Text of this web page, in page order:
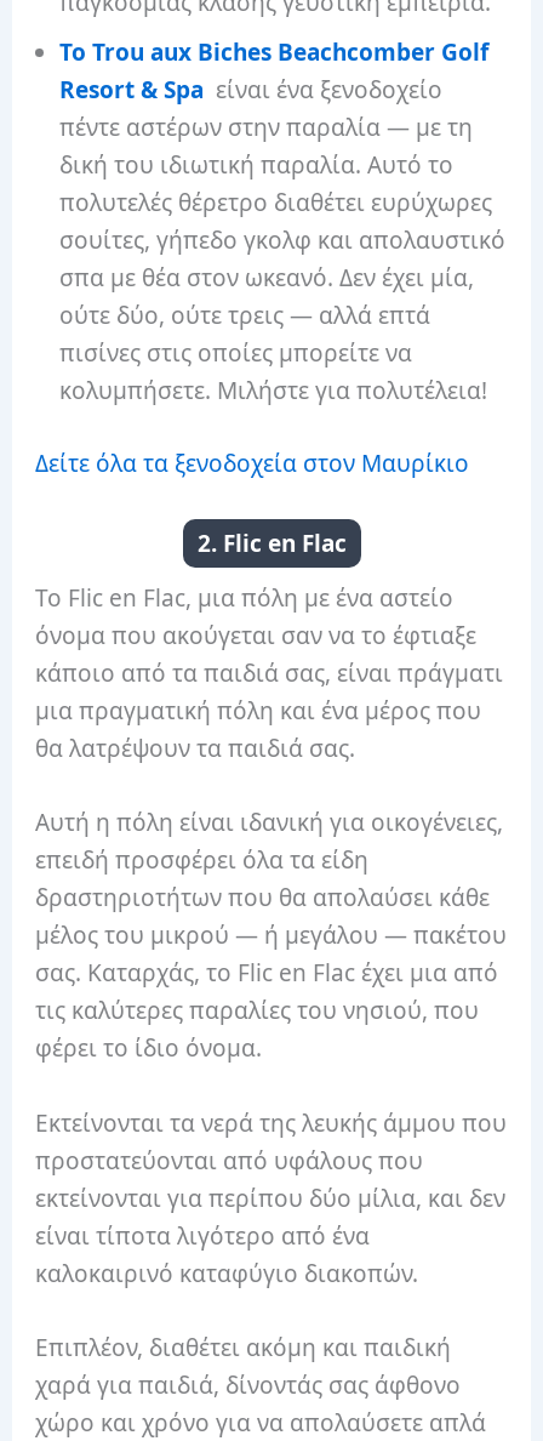
Το Trou aux Biches Beachcomber Golf
Resort & Spa είναι ένα ξενοδοχείο
πέντε αστέρων στην παραλία — με τη
δική του ιδιωτική παραλία. Αυτό το
πολυτελές θέρετρο διαθέτει ευρύχωρες
σουίτες, γήπεδο γκολφ και απολαυστικό
σπα με θέα στον ωκεανό. Δεν έχει μία,
ούτε δύο, ούτε τρεις — αλλά επτά
πισίνες στις οποίες μπορείτε να
κολυμπήσετε. Μιλήστε για πολυτέλεια!
Δείτε όλα τα ξενοδοχεία στον Μαυρίκιο
2. Flic en Flac
Το Flic en Flac, μια πόλη με ένα αστείο
όνομα που ακούγεται σαν να το έφτιαξε
κάποιο από τα παιδιά σας, είναι πράγματι
μια πραγματική πόλη και ένα μέρος που
θα λατρέψουν τα παιδιά σας.
Αυτή η πόλη είναι ιδανική για οικογένειες,
επειδή προσφέρει όλα τα είδη
δραστηριοτήτων που θα απολαύσει κάθε
μέλος του μικρού — ή μεγάλου — πακέτου
σας. Καταρχάς, το Flic en Flac έχει μια από
τις καλύτερες παραλίες του νησιού, που
φέρει το ίδιο όνομα.
Εκτείνονται τα νερά της λευκής άμμου που
προστατεύονται από υφάλους που
εκτείνονται για περίπου δύο μίλια, και δεν
είναι τίποτα λιγότερο από ένα
καλοκαιρινό καταφύγιο διακοπών.
Επιπλέον, διαθέτει ακόμη και παιδική
χαρά για παιδιά, δίνοντάς σας άφθονο
χώρο και χρόνο για να απολαύσετε απλά